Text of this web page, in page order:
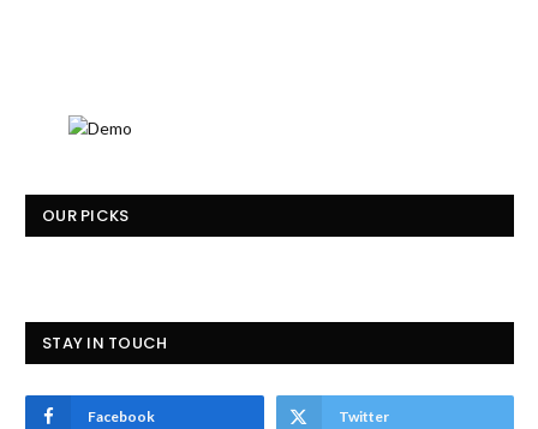
OUR PICKS
STAY IN TOUCH
Facebook Twitter